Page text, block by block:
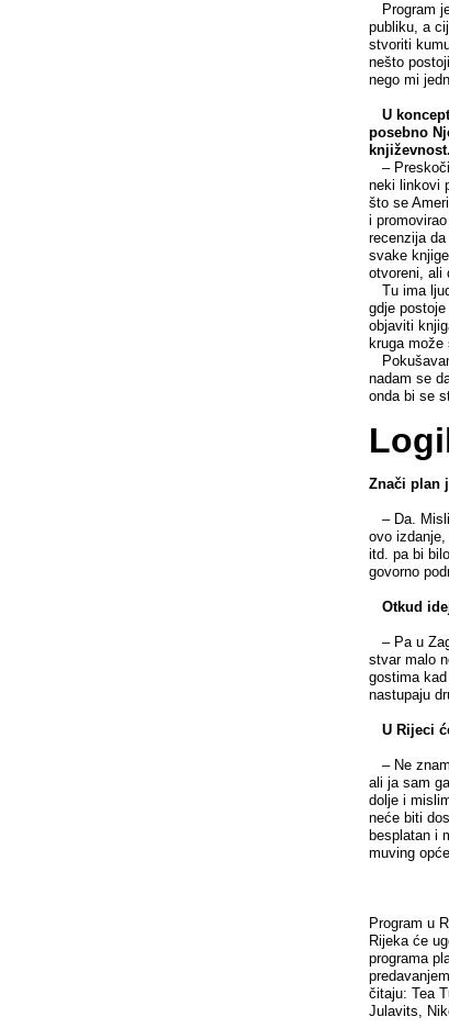
Program
publiku, a
stvoriti
nešto
nego mi
U
posebno
književnost.
–
neki linkovi
što se
i
recenzija
svake
otvoreni, ali
Tu ima
gdje
objaviti
kruga
nadam se
onda bi se
Znači plan
– Da.
ovo
itd. pa bi
govorno
Otkud
– Pa u
stvar malo
gostima
nastupaju
U Rijeci
– Ne
ali ja sam
dolje i
neće biti
besplatan i
muving
Program u
Rijeka će
programa
čitaju: Tea
Julavits,